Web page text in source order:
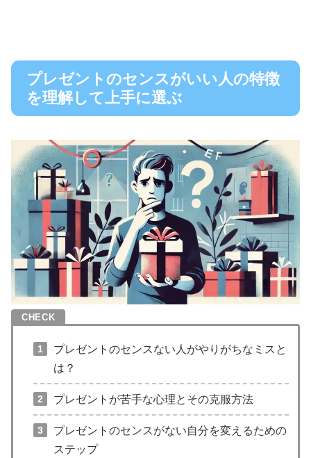
プレゼントのセンスがいい人の特徴
を理解して上手に選ぶ
プレゼントのセンスない人がやりがちなミスと
は？
プレゼントが苦手な心理とその克服方法
プレゼントのセンスがない自分を変えるための
ステップ